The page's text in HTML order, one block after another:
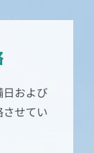
および
せてい